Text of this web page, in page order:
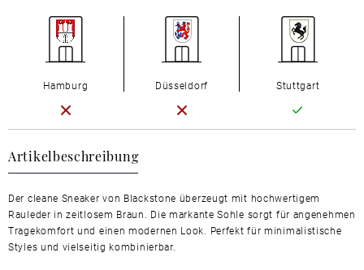
Artikelbeschreibung
Der cleane Sneaker von Blackstone überzeugt mit hochwertigem
Rauleder in zeitlosem Braun. Die markante Sohle sorgt für angenehmen
Tragekomfort und einen modernen Look. Perfekt für minimalistische
Styles und vielseitig kombinierbar.
Hamburg Düsseldorf Stuttgart